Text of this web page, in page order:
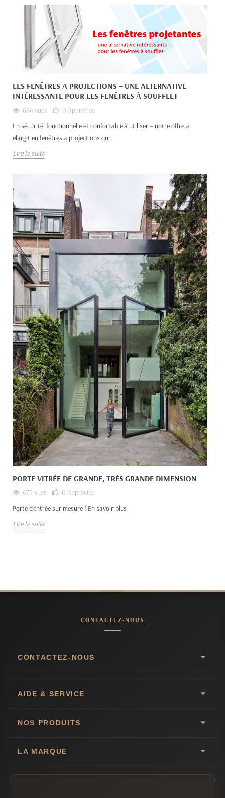
LES FENÊTRES A PROJECTIONS – UNE ALTERNATIVE
INTÉRESSANTE POUR LES FENÊTRES À SOUFFLET
684 vues 0 Appréciée
En sécurité, fonctionnelle et confortable à utiliser – notre offre a
élargit en fenêtres a projections qui...
Lire la suite
PORTE VITRÉE DE GRANDE, TRÈS GRANDE DIMENSION
675 vues 0 Appréciée
Porte d'entrée sur mesure ! En savoir plus
Lire la suite
CONTACTEZ-NOUS
CONTACTEZ-NOUS
AIDE & SERVICE
NOS PRODUITS
LA MARQUE